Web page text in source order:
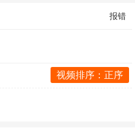
报错
视频排序：正序